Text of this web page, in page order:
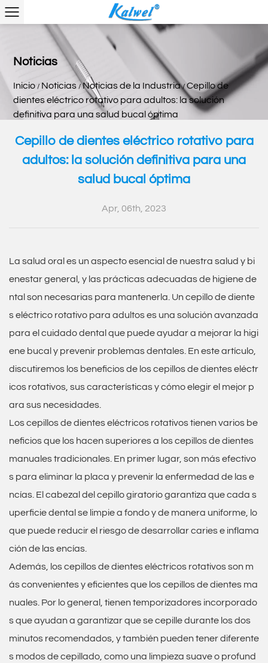
Noticias
Inicio / Noticias /Noticias de la Industria/Cepillo de
dientes eléctrico rotativo para adultos: la solución
definitiva para una salud bucal óptima
Cepillo de dientes eléctrico rotativo para
adultos: la solución definitiva para una
salud bucal óptima
Apr, 06th, 2023
La salud oral es un aspecto esencial de nuestra salud y bi
enestar general, y las prácticas adecuadas de higiene de
ntal son necesarias para mantenerla. Un cepillo de diente
s eléctrico rotativo para adultos es una solución avanzada
para el cuidado dental que puede ayudar a mejorar la higi
ene bucal y prevenir problemas dentales. En este artículo,
discutiremos los beneficios de los cepillos de dientes eléctr
icos rotativos, sus características y cómo elegir el mejor p
ara sus necesidades.
Los cepillos de dientes eléctricos rotativos tienen varios be
neficios que los hacen superiores a los cepillos de dientes
manuales tradicionales. En primer lugar, son más efectivo
s para eliminar la placa y prevenir la enfermedad de las e
ncías. El cabezal del cepillo giratorio garantiza que cada s
uperficie dental se limpie a fondo y de manera uniforme, lo
que puede reducir el riesgo de desarrollar caries e inflama
ción de las encías.
Además, los cepillos de dientes eléctricos rotativos son m
ás convenientes y eficientes que los cepillos de dientes ma
nuales. Por lo general, tienen temporizadores incorporado
s que ayudan a garantizar que se cepille durante los dos
minutos recomendados, y también pueden tener diferente
s modos de cepillado, como una limpieza suave o profund